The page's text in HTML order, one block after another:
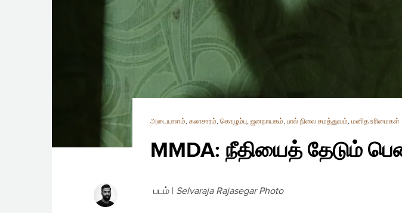
அடையாளம், கலாசாரம், கொழும்பு, ஜனநாயகம், பால் நிலை சமத்துவம், மனித உரிமைகள்
MMDA: நீதியைத் தேடும்
படம் | Selvaraja Rajasegar Photo